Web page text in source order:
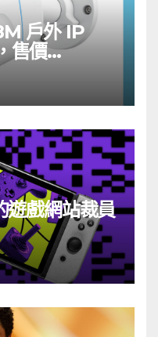
戶外 IP
售價
戲網站裁員